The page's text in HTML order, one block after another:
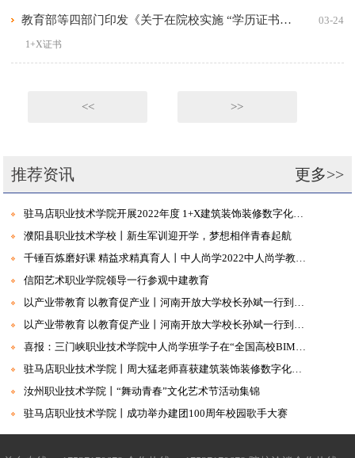
教育部等四部门印发《关于在院校实施 “学历证书+若干职业技能等级证书” 制度试点方案》的通知 03-24
1+X证书
<< >>
推荐资讯 更多>>
驻马店职业技术学院开展2022年度 1+X建筑装饰装修数字化设计职业技能等级证书考试
濮阳县职业技术学校丨新生军训迎开学，梦想相伴青春起航
千锤百炼磨好课 精益求精真育人丨中人尚学2022中人尚学教学岗位暑期集训营圆满结束
信阳艺术职业学院领导一行参观中建教育
以产业带教育 以教育促产业丨河南开放大学校长孙斌一行到访中建教育集团
以产业带教育 以教育促产业丨河南开放大学校长孙斌一行到访中建教育集团
喜报：三门峡职业技术学院中人尚学班学子在“全国高校BIM毕业设计大赛”中首创佳绩
驻马店职业技术学院丨周大猛老师喜获建筑装饰装修数字化设计职业技能等级证书及考评员培训资格
汝州职业技术学院丨“舞动青春”文化艺术节活动集锦
驻马店职业技术学院丨成功举办建团100周年校园歌手大赛